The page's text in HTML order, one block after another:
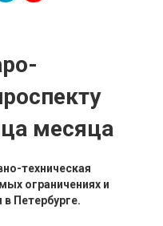
месяца
техническая
ограничениях и
Петербурге.